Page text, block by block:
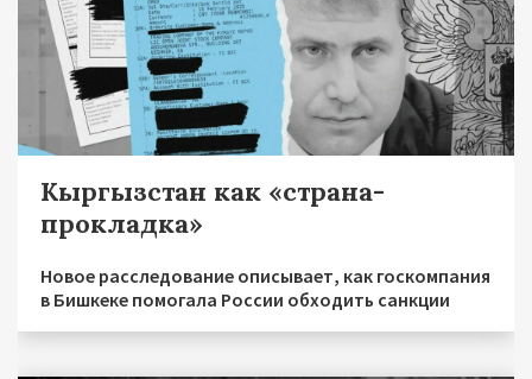
Кыргызстан как «страна-
прокладка»
Новое расследование описывает, как госкомпания
в Бишкеке помогала России обходить санкции